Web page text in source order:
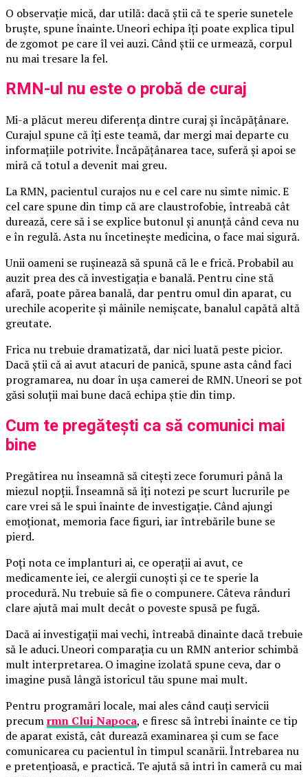
O observație mică, dar utilă: dacă știi că te sperie sunetele
bruște, spune înainte. Uneori echipa îți poate explica tipul
de zgomot pe care îl vei auzi. Când știi ce urmează, corpul
nu mai tresare la fel.
RMN-ul nu este o probă de curaj
Mi-a plăcut mereu diferența dintre curaj și încăpățânare.
Curajul spune că îți este teamă, dar mergi mai departe cu
informațiile potrivite. Încăpățânarea tace, suferă și apoi se
miră că totul a devenit mai greu.
La RMN, pacientul curajos nu e cel care nu simte nimic. E
cel care spune din timp că are claustrofobie, întreabă cât
durează, cere să i se explice butonul și anunță când ceva nu
e în regulă. Asta nu încetinește medicina, o face mai sigură.
Unii oameni se rușinează să spună că le e frică. Probabil au
auzit prea des că investigația e banală. Pentru cine stă
afară, poate părea banală, dar pentru omul din aparat, cu
urechile acoperite și mâinile nemișcate, banalul capătă altă
greutate.
Frica nu trebuie dramatizată, dar nici luată peste picior.
Dacă știi că ai avut atacuri de panică, spune asta când faci
programarea, nu doar în ușa camerei de RMN. Uneori se pot
găsi soluții mai bune dacă echipa știe din timp.
Cum te pregătești ca să comunici mai
bine
Pregătirea nu înseamnă să citești zece forumuri până la
miezul nopții. Înseamnă să îți notezi pe scurt lucrurile pe
care vrei să le spui înainte de investigație. Când ajungi
emoționat, memoria face figuri, iar întrebările bune se
pierd.
Poți nota ce implanturi ai, ce operații ai avut, ce
medicamente iei, ce alergii cunoști și ce te sperie la
procedură. Nu trebuie să fie o compunere. Câteva rânduri
clare ajută mai mult decât o poveste spusă pe fugă.
Dacă ai investigații mai vechi, întreabă dinainte dacă trebuie
să le aduci. Uneori comparația cu un RMN anterior schimbă
mult interpretarea. O imagine izolată spune ceva, dar o
imagine pusă lângă istoricul tău spune mai mult.
Pentru programări locale, mai ales când cauți servicii
precumrmn Cluj Napoca, e firesc să întrebi înainte ce tip
de aparat există, cât durează examinarea și cum se face
comunicarea cu pacientul în timpul scanării. Întrebarea nu
e pretențioasă, e practică. Te ajută să intri în cameră cu mai